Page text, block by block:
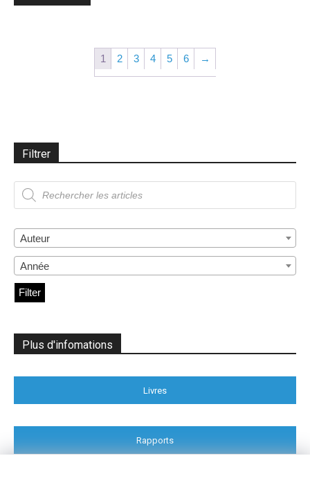
1 2 3 4 5 6 →
Filtrer
Recherche
de
produits
Auteur
Année
Filter
Plus d'infomations
Livres
Rapports